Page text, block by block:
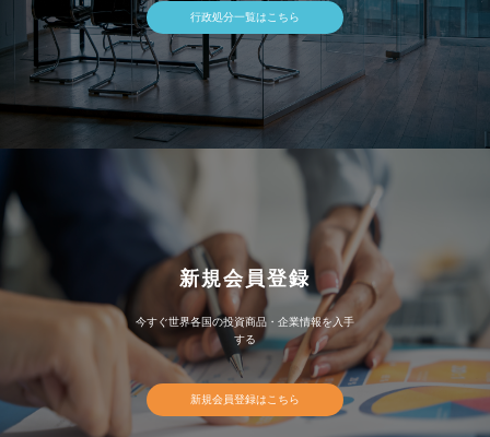
行政処分一覧はこちら
新規会員登録
今すぐ世界各国の投資商品・企業情報を入手
する
新規会員登録はこちら